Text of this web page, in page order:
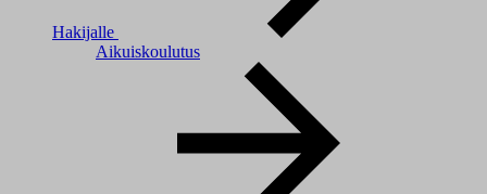
Hakijalle
Aikuiskoulutus